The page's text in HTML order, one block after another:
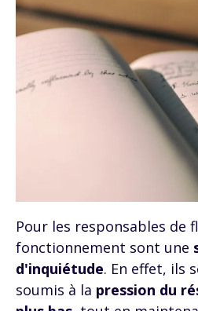
Pour les responsables de
fonctionnement sont une
d'inquiétude. En effet, ils
soumis à la pression du